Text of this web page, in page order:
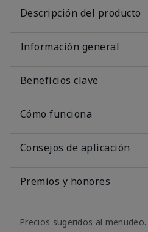
Descripción del producto
Información general
Beneficios clave
Cómo funciona
Consejos de aplicación
Premios y honores
Precios sugeridos al menudeo.